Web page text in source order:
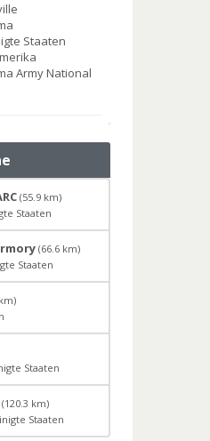
Staaten
Army National
(55.9 km)
Staaten
(66.6 km)
Staaten
Staaten
(120.3 km)
Staaten